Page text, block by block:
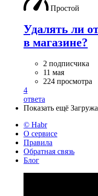
Простой
Удалять ли
в магазине?
2 подписчика
11 мая
224 просмотра
4
ответа
Показать ещё
© Habr
О сервисе
Правила
Обратная связь
Блог